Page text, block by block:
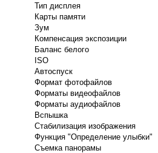
Тип дисплея
Карты памяти
Зум
Компенсация экспозиции
Баланс белого
ISO
Автоспуск
Формат фотофайлов
Форматы видеофайлов
Форматы аудиофайлов
Вспышка
Стабилизация изображения
Функция "Определение улыбки"
Съемка панорамы